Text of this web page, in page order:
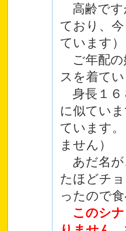
高齢です
ており、
ています）
ご年配の
スを着て
身長１６
に似てい
ています
ません）
あだ名が
たほどチ
ったので
このシ